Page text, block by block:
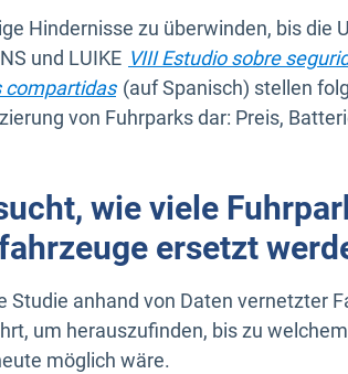
Hindernisse zu überwinden, bis die
und LUIKE VIII Estudio sobre
compartidasIn neuem Fenster öffnen
(auf Spanisch) stellen
von Fuhrparks dar: Preis,
wie viele
ersetzt
Studie anhand von Daten vernetzter
um herauszufinden, bis zu
möglich wäre.